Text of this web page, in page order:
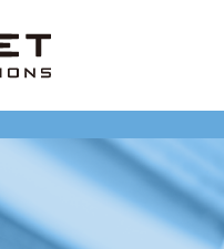
一般企業のお客様